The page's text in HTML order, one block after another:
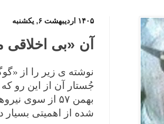
۱۴۰۵ اردیبهشت ۶, یکشنبه
آن «بی‌
نوشته ی زیر را از
جُستار آن از این رو
بهمن ۵۷ از سوی
شده از اهمیتی بسیار